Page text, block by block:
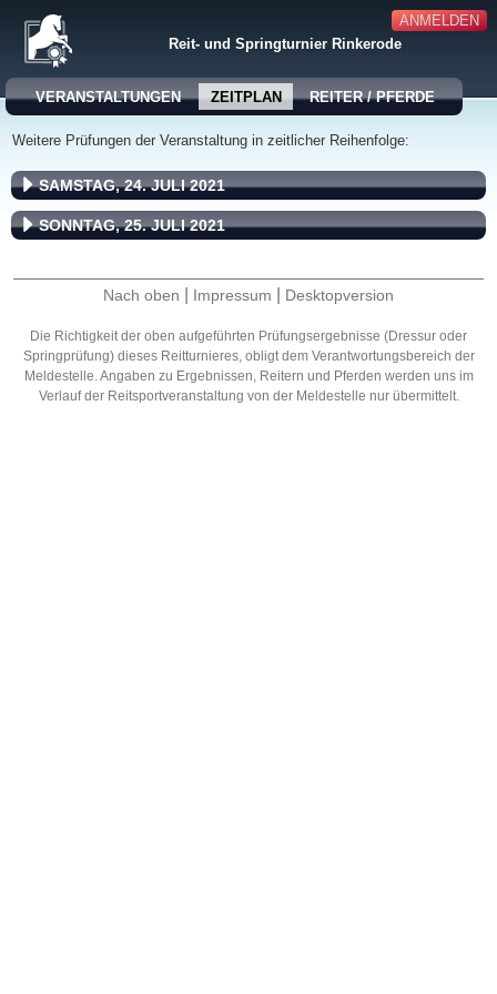
ANMELDEN
Reit- und Springturnier Rinkerode
VERANSTALTUNGEN ZEITPLAN REITER / PFERDE
Weitere Prüfungen der Veranstaltung in zeitlicher Reihenfolge:
SAMSTAG, 24. JULI 2021
SONNTAG, 25. JULI 2021
Nach oben Impressum Desktopversion
Die Richtigkeit der oben aufgeführten Prüfungsergebnisse (Dressur oder
Springprüfung) dieses Reitturnieres, obligt dem Verantwortungsbereich der
Meldestelle. Angaben zu Ergebnissen, Reitern und Pferden werden uns im
Verlauf der Reitsportveranstaltung von der Meldestelle nur übermittelt.